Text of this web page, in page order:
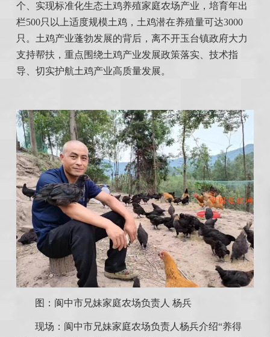
个、实现标准化生态土鸡养殖家庭农场产业，培育年出
栏500只以上适度规模土鸡，土鸡潜在养殖量可达3000
只。土鸡产业蓬勃发展的背后，离不开玉台镇政府大力
支持帮扶，重点围绕土鸡产业发展政策落实、技术指
导、切实护航土鸡产业高质量发展。
图：阆中市兄妹家庭农场负责人 杨兵
现场：阆中市兄妹家庭农场负责人杨兵介绍“养得